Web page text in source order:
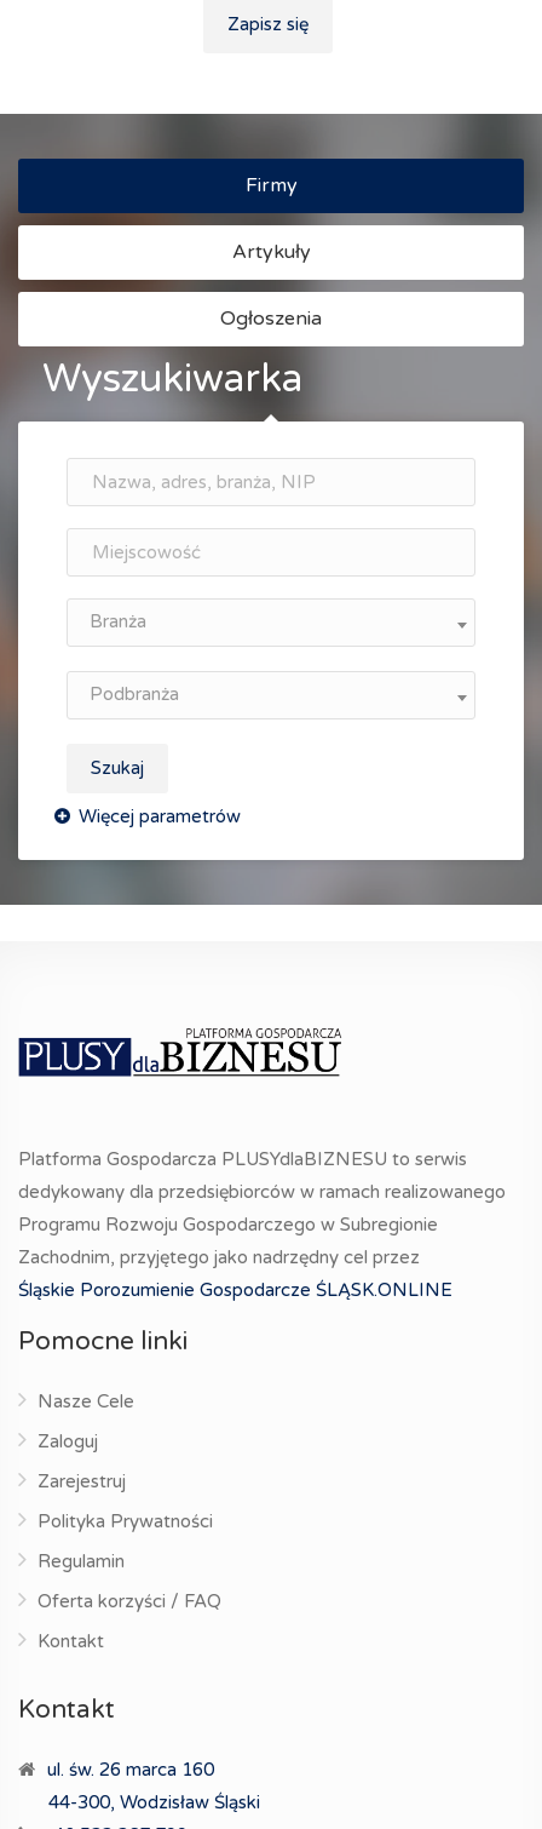
Zapisz się
Firmy
Artykuły
Ogłoszenia
Wyszukiwarka
Branża
Podbranża
Szukaj
Platforma Gospodarcza PLUSYdlaBIZNESU to serwis
dedykowany dla przedsiębiorców w ramach realizowanego
Programu Rozwoju Gospodarczego w Subregionie
Zachodnim, przyjętego jako nadrzędny cel przez
Śląskie Porozumienie Gospodarcze ŚLĄSK.ONLINE
Pomocne linki
Nasze Cele
Zaloguj
Zarejestruj
Polityka Prywatności
Regulamin
Oferta korzyści / FAQ
Kontakt
Kontakt
ul. św. 26 marca 160
44-300, Wodzisław Śląski